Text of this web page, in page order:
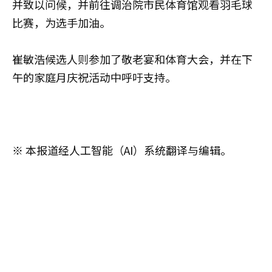
并致以问候，并前往调治院市民体育馆观看羽毛球
比赛，为选手加油。
崔敏浩候选人则参加了敬老宴和体育大会，并在下
午的家庭月庆祝活动中呼吁支持。
※ 本报道经人工智能（AI）系统翻译与编辑。